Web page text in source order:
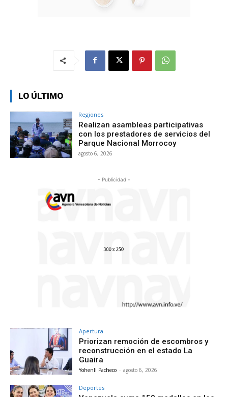
LO ÚLTIMO
Regiones
Realizan asambleas participativas
con los prestadores de servicios del
Parque Nacional Morrocoy
agosto 6, 2026
- Publicidad -
Apertura
Priorizan remoción de escombros y
reconstrucción en el estado La
Guaira
Yohenli Pacheco - agosto 6, 2026
Deportes